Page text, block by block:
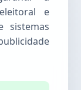
e
sistemas